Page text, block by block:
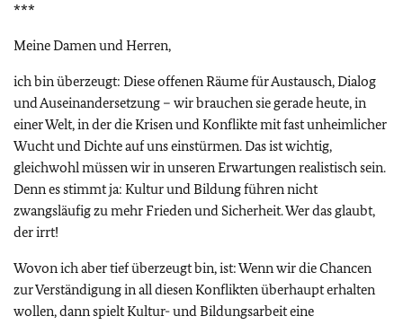
***
Meine Damen und Herren,
ich bin überzeugt: Diese offenen Räume für Austausch, Dialog
und Auseinandersetzung – wir brauchen sie gerade heute, in
einer Welt, in der die Krisen und Konflikte mit fast unheimlicher
Wucht und Dichte auf uns einstürmen. Das ist wichtig,
gleichwohl müssen wir in unseren Erwartungen realistisch sein.
Denn es stimmt ja: Kultur und Bildung führen nicht
zwangsläufig zu mehr Frieden und Sicherheit. Wer das glaubt,
der irrt!
Wovon ich aber tief überzeugt bin, ist: Wenn wir die Chancen
zur Verständigung in all diesen Konflikten überhaupt erhalten
wollen, dann spielt Kultur- und Bildungsarbeit eine